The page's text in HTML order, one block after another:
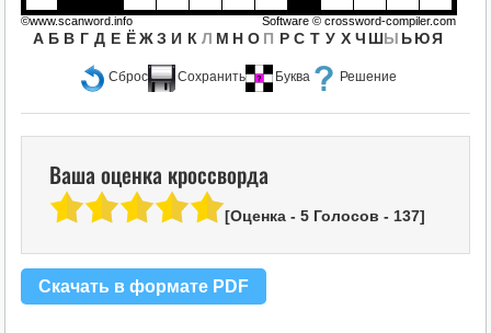
Сброс Сохранить Буква Решение
А Б В Г Д Е Ё Ж З И К Л М Н О П Р С Т У Х Ч ШЫ ЬЮЯ
©www.scanword.info Software © crossword-compiler.com
Ваша оценка кроссворда
[Оценка - 5Голосов - 137]
Скачать в формате PDF